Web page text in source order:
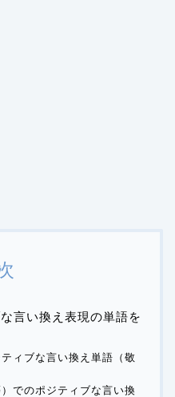
言い換え表現の単語を
ィブな言い換え単語（敬
でのポジティブな言い換